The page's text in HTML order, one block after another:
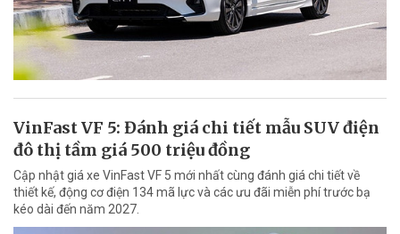
VinFast VF 5: Đánh giá chi tiết mẫu SUV điện
đô thị tầm giá 500 triệu đồng
Cập nhật giá xe VinFast VF 5 mới nhất cùng đánh giá chi tiết về
thiết kế, động cơ điện 134 mã lực và các ưu đãi miễn phí trước bạ
kéo dài đến năm 2027.